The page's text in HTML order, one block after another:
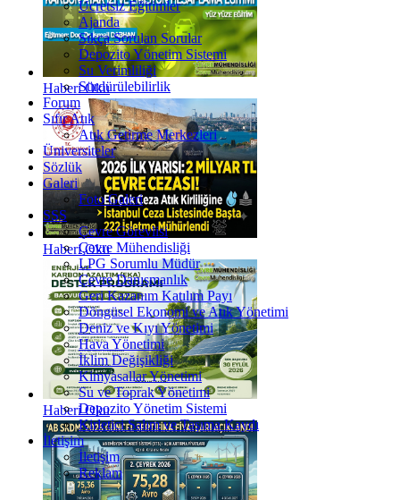
Haberi Oku
Haberi Oku
Haberi Oku
Ücretsiz Eğitimler
Ajanda
Sıkça Sorulan Sorular
Depozito Yönetim Sistemi
Su Verimliliği
Sürdürülebilirlik
Forum
Sıfır Atık
Atık Getirme Merkezleri
Üniversiteler
Sözlük
Galeri
Foto Galeri
SSS
Çevre Görevlisi
Çevre Mühendisliği
LPG Sorumlu Müdür
Çevre Danışmanlık
Geri Kazanım Katılım Payı
Döngüsel Ekonomi ve Atık Yönetimi
Deniz ve Kıyı Yönetimi
Hava Yönetimi
İklim Değişikliği
Kimyasallar Yönetimi
Su ve Toprak Yönetimi
Depozito Yönetim Sistemi
Kirletici Salım ve Taşıma Kaydı
İletişim
İletişim
Reklam